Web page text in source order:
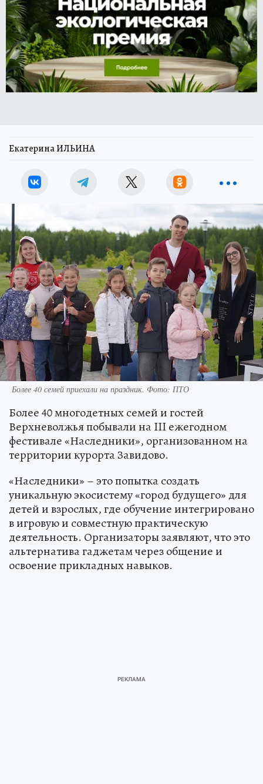
Екатерина ИЛЬИНА
Более 40 семей приехали на праздник. Фото: ПТО
Более 40 многодетных семей и гостей
Верхневолжья побывали на III ежегодном
фестивале «Наследники», организованном на
территории курорта Завидово.
«Наследники» – это попытка создать
уникальную экосистему «город будущего» для
детей и взрослых, где обучение интегрировано
в игровую и совместную практическую
деятельность. Организаторы заявляют, что это
альтернатива гаджетам через общение и
освоение прикладных навыков.